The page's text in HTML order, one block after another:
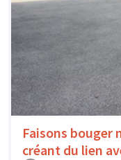
Faisons bouger
créant du lien